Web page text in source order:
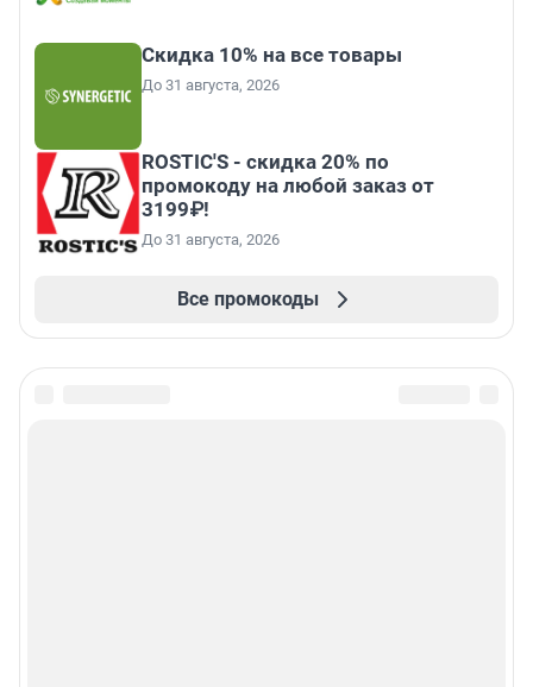
Скидка 10% на все товары
До 31 августа, 2026
ROSTIC'S - скидка 20% по
промокоду на любой заказ от
3199₽!
До 31 августа, 2026
Все промокоды